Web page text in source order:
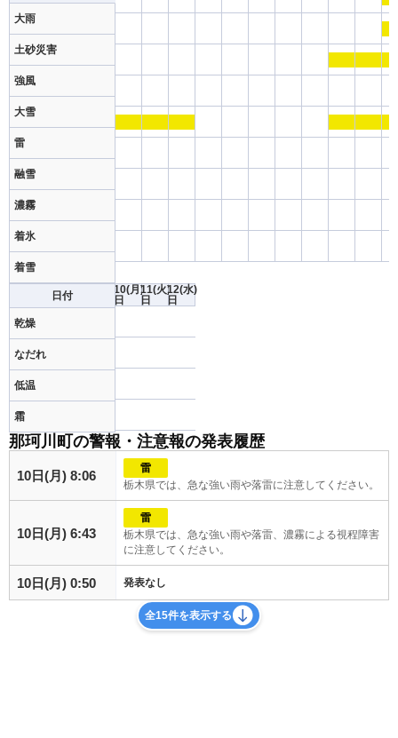
大雨
土砂災害
強風
大雪
雷
融雪
濃霧
着氷
着雪
日付
乾燥
なだれ
低温
霜
10
日
(月)11
日
(火)12
日
(水)
那珂川町の警報・注意報の発表履歴
10日(月) 8:06
雷
栃木県では、急な強い雨や落雷に注意してください。
10日(月) 6:43
雷
栃木県では、急な強い雨や落雷、濃霧による視程障害
に注意してください。
10日(月) 0:50 発表なし
全15件を表示する